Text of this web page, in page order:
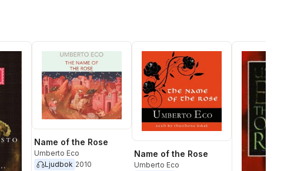
Name of the Rose
Umberto Eco
Ljudbok 2010
Name of the Rose
Umberto Eco